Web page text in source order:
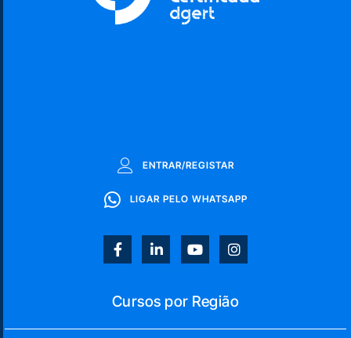
ENTRAR/REGISTAR
LIGAR PELO WHATSAPP
Cursos por Região